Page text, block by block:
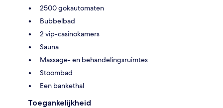
2500 gokautomaten
Bubbelbad
2 vip-casinokamers
Sauna
Massage- en behandelingsruimtes
Stoombad
Een bankethal
Toegankelijkheid